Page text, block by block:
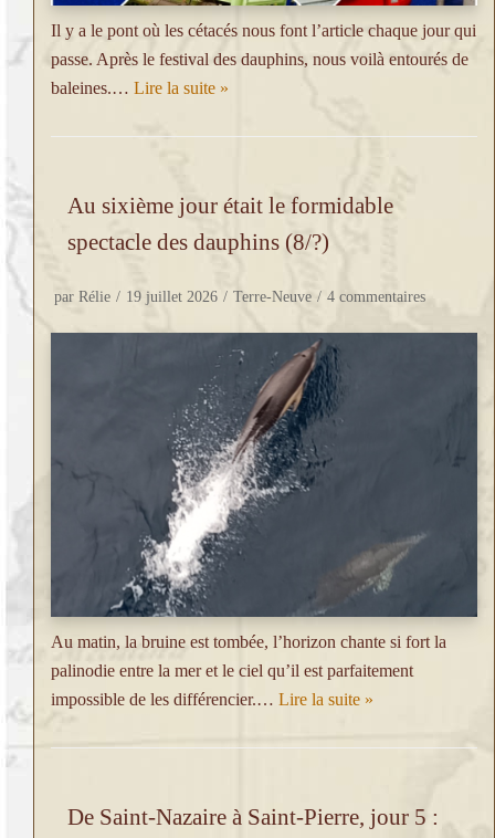
Il y a le pont où les cétacés nous font l’article chaque jour qui
passe. Après le festival des dauphins, nous voilà entourés de
baleines.… Lire la suite »
Au sixième jour était le formidable
spectacle des dauphins (8/?)
par Rélie 19 juillet 2026 Terre-Neuve 4 commentaires
Au matin, la bruine est tombée, l’horizon chante si fort la
palinodie entre la mer et le ciel qu’il est parfaitement
impossible de les différencier.… Lire la suite »
De Saint-Nazaire à Saint-Pierre, jour 5 :